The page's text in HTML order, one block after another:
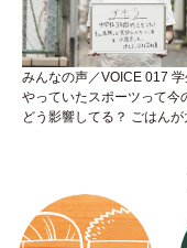
みんなの声／VOICE 017
やっていたスポーツって今
どう影響してる？ ごはんが